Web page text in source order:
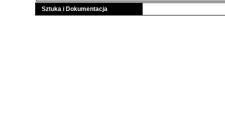
Sztuka i Dokumentacja